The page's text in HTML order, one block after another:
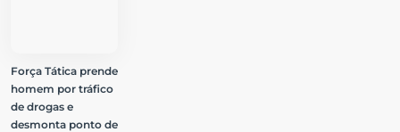
Força Tática prende
homem por tráfico
de drogas e
desmonta ponto de